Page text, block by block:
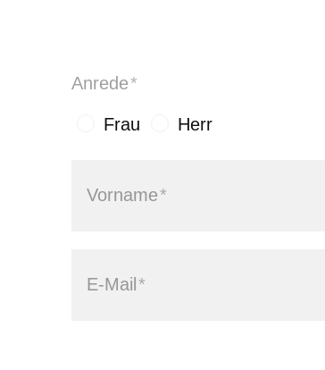
Anrede*
Frau Herr
Vorname*
E-Mail *